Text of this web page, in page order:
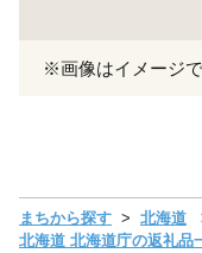
※画像はイメージで
まちから探す 北海道
北海道 北海道庁の返礼品